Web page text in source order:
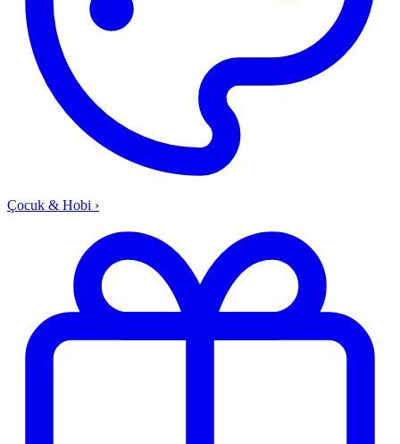
Çocuk & Hobi ›